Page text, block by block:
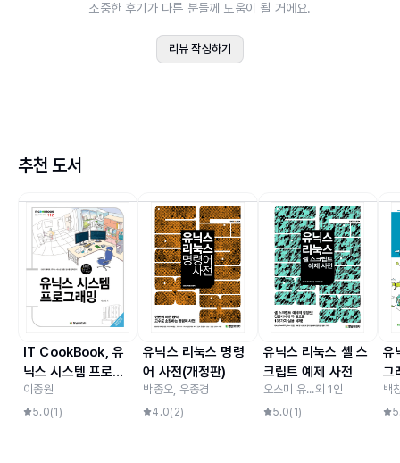
01 파일 내용 보기 : cat/more/tall
01 파일의 속성
03 기호를 이용한 파일 접근 권한 변경
실습 6-1 기호 모드로 파일 권한 변경하기
04 숫자를 이용한 파일 접근 권한 변경
실습 6-2 숫자 모드로 파일 권한 변경하기
05 기본 접근 권한의 설정
실습 6-3 기본 접근 권한 변경하기
요약
연습문제
Chapter 07 파일과 디렉토리 검색하기
실습 7-1 grep 옵션 익히기
소중한 후기가 다른 분들께 도움이 될 거에요.
리뷰 작성하기
추천 도서
IT CookBook, 유
닉스 시스템 프로그
래밍
이종원
5.0(1)
유닉스 리눅스 명령
어 사전(개정판)
박종오, 우종경
4.0( 2)
유닉스 리눅스 셸 스
크립트 예제 사전
오스미 유...외1 인
5.0( 1)
유
그
티
백